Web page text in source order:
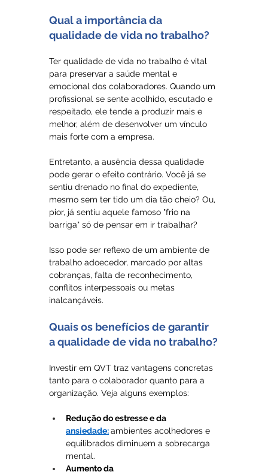
Qual a importância da
qualidade de vida no trabalho?
Ter qualidade de vida no trabalho é vital
para preservar a saúde mental e
emocional dos colaboradores. Quando um
profissional se sente acolhido, escutado e
respeitado, ele tende a produzir mais e
melhor, além de desenvolver um vínculo
mais forte com a empresa.
Entretanto, a ausência dessa qualidade
pode gerar o efeito contrário. Você já se
sentiu drenado no final do expediente,
mesmo sem ter tido um dia tão cheio? Ou,
pior, já sentiu aquele famoso "frio na
barriga" só de pensar em ir trabalhar?
Isso pode ser reflexo de um ambiente de
trabalho adoecedor, marcado por altas
cobranças, falta de reconhecimento,
conflitos interpessoais ou metas
inalcançáveis.
Quais os benefícios de garantir
a qualidade de vida no trabalho?
Investir em QVT traz vantagens concretas
tanto para o colaborador quanto para a
organização. Veja alguns exemplos:
Redução do estresse e da
ansiedade:ambientes acolhedores e
equilibrados diminuem a sobrecarga
mental.
Aumento da